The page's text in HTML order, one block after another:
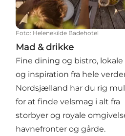
Foto: Helenekilde Badehotel
Mad & drikke
Fine dining og bistro, lokale
og inspiration fra hele
Nordsjælland har du rig
for at finde velsmag i alt fra
storbyer og royale
havnefronter og gårde.